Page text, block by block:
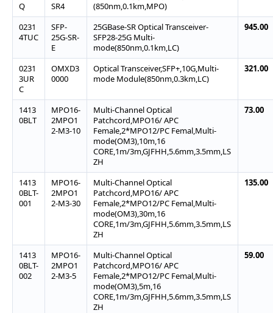
Q
SR4
(850nm,0.1km,MPO)
0231
4TUC
SFP-
25G-SR-
E
25GBase-SR Optical Transceiver-
SFP28-25G Multi-
mode(850nm,0.1km,LC)
945.00
0231
3UR
C
OMXD3
0000
Optical Transceiver,SFP+,10G,Multi-
mode Module(850nm,0.3km,LC)
321.00
1413
0BLT
MPO16-
2MPO1
2-M3-10
Multi-Channel Optical
Patchcord,MPO16/ APC
Female,2*MPO12/PC Femal,Multi-
mode(OM3),10m,16
CORE,1m/3m,GJFHH,5.6mm,3.5mm,LS
ZH
73.00
1413
0BLT-
001
MPO16-
2MPO1
2-M3-30
Multi-Channel Optical
Patchcord,MPO16/ APC
Female,2*MPO12/PC Femal,Multi-
mode(OM3),30m,16
CORE,1m/3m,GJFHH,5.6mm,3.5mm,LS
ZH
135.00
1413
0BLT-
002
MPO16-
2MPO1
2-M3-5
Multi-Channel Optical
Patchcord,MPO16/ APC
Female,2*MPO12/PC Femal,Multi-
mode(OM3),5m,16
CORE,1m/3m,GJFHH,5.6mm,3.5mm,LS
ZH
59.00